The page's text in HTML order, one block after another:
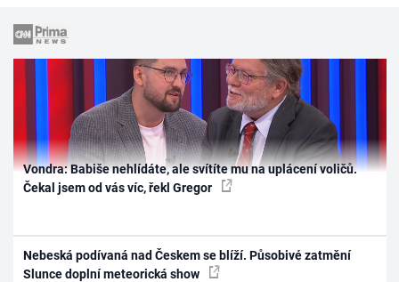
Vondra: Babiše nehlídáte, ale svítíte mu na uplácení voličů.
Čekal jsem od vás víc, řekl Gregor
Nebeská podívaná nad Českem se blíží. Působivé zatmění
Slunce doplní meteorická show